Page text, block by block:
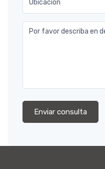
Ubicación
Por favor describa en
Enviar consulta